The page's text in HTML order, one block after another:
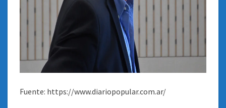
Fuente: https://www.diariopopular.com.ar/